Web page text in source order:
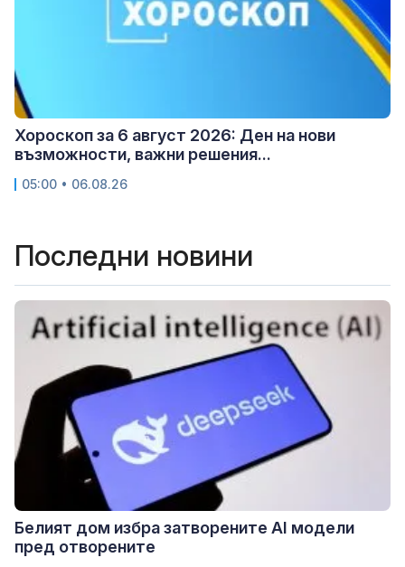
Хороскоп за 6 август 2026: Ден на нови
възможности, важни решения...
05:00 • 06.08.26
Последни новини
Белият дом избра затворените AI модели
пред отворените